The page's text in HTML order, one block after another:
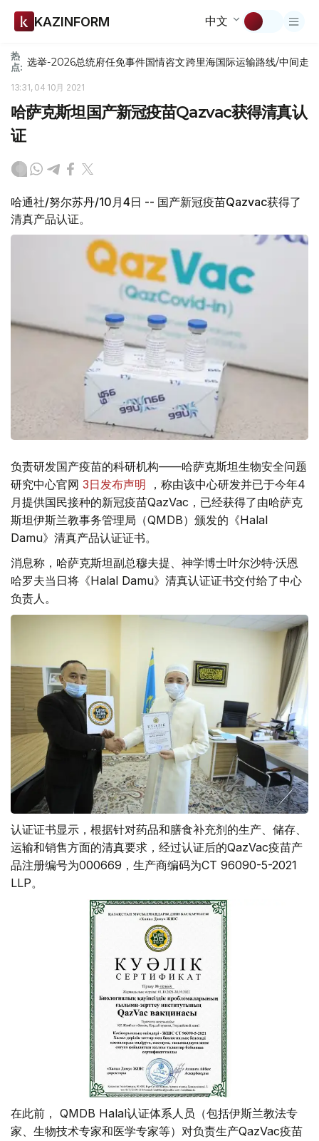
KAZINFORM 中文
热
点: 选举-2026总统府任免事件国情咨文跨里海国际运输路线/中间走廊
13:31, 04 10月 2021
哈萨克斯坦国产新冠疫苗Qazvac获得清真认
证
哈通社/努尔苏丹/10月4日 -- 国产新冠疫苗Qazvac获得了
清真产品认证。
负责研发国产疫苗的科研机构——哈萨克斯坦生物安全问题
研究中心官网 3日发布声明 ，称由该中心研发并已于今年4
月提供国民接种的新冠疫苗QazVac，已经获得了由哈萨克
斯坦伊斯兰教事务管理局（QMDB）颁发的《Halal
Damu》清真产品认证证书。
消息称，哈萨克斯坦副总穆夫提、神学博士叶尔沙特·沃恩
哈罗夫当日将《Halal Damu》清真认证证书交付给了中心
负责人。
认证证书显示，根据针对药品和膳食补充剂的生产、储存、
运输和销售方面的清真要求，经过认证后的QazVac疫苗产
品注册编号为000669，生产商编码为CT 96090-5-2021
LLP。
在此前， QMDB Halal认证体系人员（包括伊斯兰教法专
家、生物技术专家和医学专家等）对负责生产QazVac疫苗